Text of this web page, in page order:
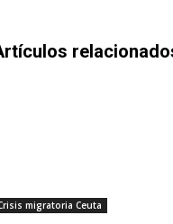
migratoria Ceuta